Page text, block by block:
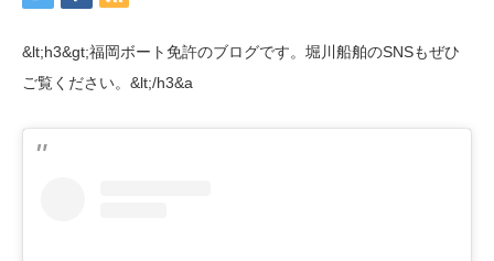
&lt;h3&gt;福岡ボート免許のブログです。堀川船舶のSNSもぜひ
ご覧ください。&lt;/h3&a